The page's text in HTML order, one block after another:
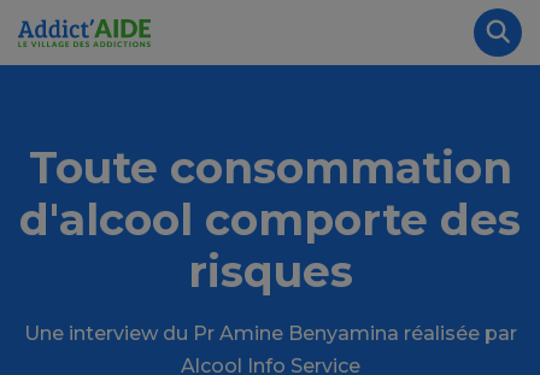
Aller au contenu principal
Toute consommation
d'alcool comporte des
risques
Une interview du Pr Amine Benyamina réalisée par
Alcool Info Service
Panneau de gestion des cookies